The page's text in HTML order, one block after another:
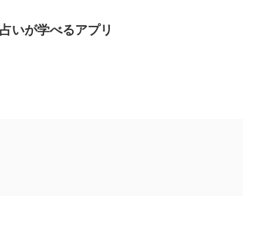
いが学べるアプリ